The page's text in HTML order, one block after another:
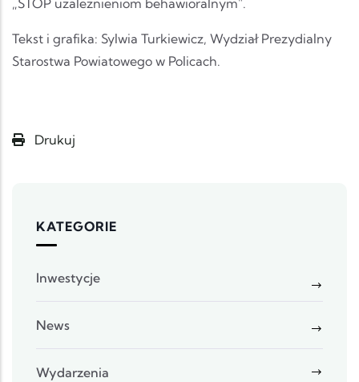
„STOP uzależnieniom behawioralnym".
Tekst i grafika: Sylwia Turkiewicz, Wydział Prezydialny
Starostwa Powiatowego w Policach.
Drukuj
KATEGORIE
Inwestycje
News
Wydarzenia